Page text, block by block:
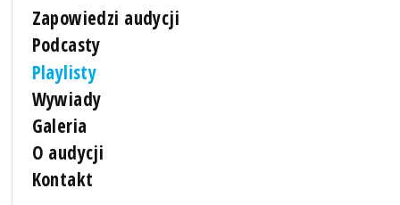
Zapowiedzi audycji
Podcasty
Playlisty
Wywiady
Galeria
O audycji
Kontakt